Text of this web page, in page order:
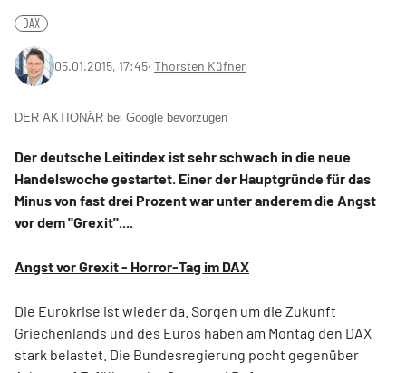
DAX
05.01.2015, 17:45‧ Thorsten Küfner
DER AKTIONÄR bei Google bevorzugen
Der deutsche Leitindex ist sehr schwach in die neue
Handelswoche gestartet. Einer der Hauptgründe für das
Minus von fast drei Prozent war unter anderem die Angst
vor dem "Grexit"....
Angst vor Grexit - Horror-Tag im DAX
Die Eurokrise ist wieder da. Sorgen um die Zukunft
Griechenlands und des Euros haben am Montag den DAX
stark belastet. Die Bundesregierung pocht gegenüber